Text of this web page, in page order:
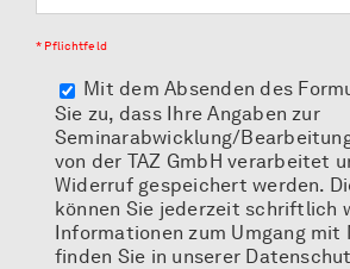
* Pflichtfeld
Mit dem Absenden des
Sie zu, dass Ihre Angaben zur
Seminarabwicklung/
von der TAZ GmbH verarbeitet
Widerruf gespeichert werden.
können Sie jederzeit schriftlich
Informationen zum Umgang mit
finden Sie in unserer